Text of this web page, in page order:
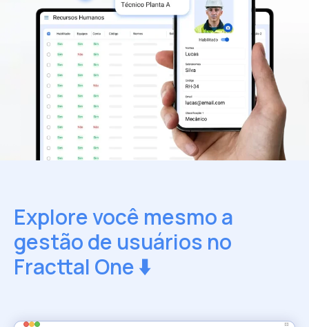
Explore você mesmo a
gestão de usuários no
Fracttal One ⬇️